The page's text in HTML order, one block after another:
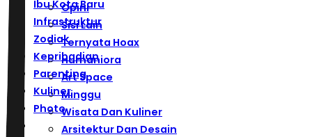
Ibu Kota Baru
Infrastruktur
Zodiak
Kepribadian
Parenting
Kuliner
Photo
Opini
Sisi Lain
Ternyata Hoax
Humaniora
Art Space
Minggu
Wisata Dan Kuliner
Arsitektur Dan Desain